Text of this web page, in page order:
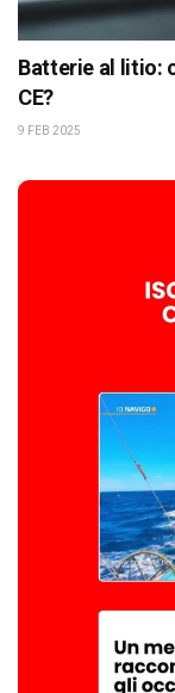
Batterie al litio:
CE?
9 FEB 2025